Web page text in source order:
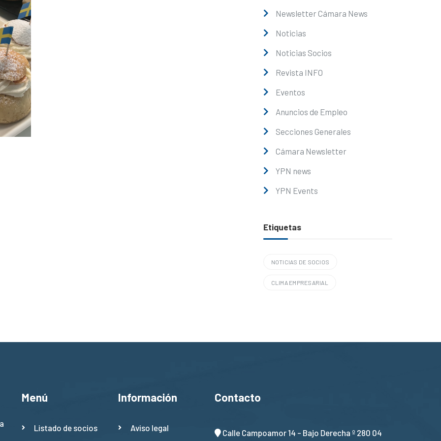
Newsletter Cámara News
Noticias
Noticias Socios
Revista INFO
Eventos
Anuncios de Empleo
Secciones Generales
Cámara Newsletter
YPN news
YPN Events
Etiquetas
NOTICIAS DE SOCIOS
CLIMA EMPRESARIAL
Menú
Listado de socios
Información
Aviso legal
Contacto
Calle Campoamor 14 - Bajo Derecha º 280 04